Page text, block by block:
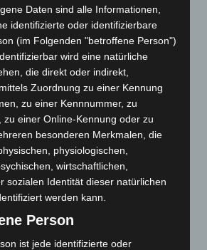
(Halle 12/B46), die es sich zur
die allgemeinen Gesundheits- und
der rund 1,2 Millionen
zu fördern und
Dazu gehöre auch die
Schutz der Gesundheit nicht mit
den Kommunen, die für die
sind, appelliert Bätge: „Wir, die
gewissermaßen aus dem Feuer
wir die bestmögliche
Die Aussteller auf der
Daten sind alle Informationen,
identifizierte oder identifizierbare
(im Folgenden "betroffene Person")
wird eine natürliche
die direkt oder indirekt,
Zuordnung zu einer Kennung
zu einer Kennnummer, zu
zu einer Online-Kennung oder zu
besonderen Merkmalen, die
physiologischen,
wirtschaftlichen,
sozialen Identität dieser natürlichen
werden kann.
Person
ist jede identifizierte oder